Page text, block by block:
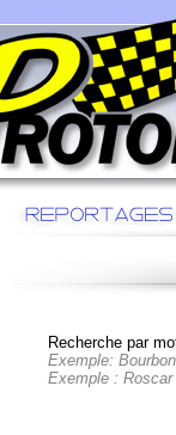
Recherche par
Exemple:
Exemple : Roscar